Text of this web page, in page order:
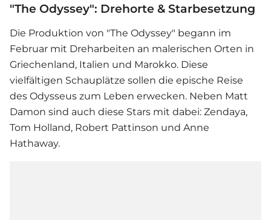
"The Odyssey": Drehorte & Starbesetzung
Die Produktion von "The Odyssey" begann im
Februar mit Dreharbeiten an malerischen Orten in
Griechenland, Italien und Marokko. Diese
vielfältigen Schauplätze sollen die epische Reise
des Odysseus zum Leben erwecken. Neben Matt
Damon sind auch diese Stars mit dabei: Zendaya,
Tom Holland, Robert Pattinson und Anne
Hathaway.